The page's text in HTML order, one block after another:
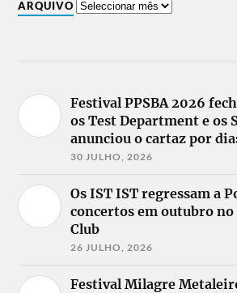
ARQUIVO
Festival PPSBA 2026
os Test Department e os
anunciou o cartaz por
30 JULHO, 2026
Os IST IST regressam a
concertos em outubro no
Club
26 JULHO, 2026
Festival Milagre